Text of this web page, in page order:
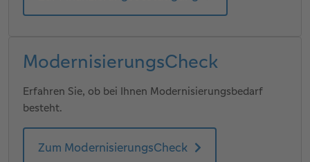
ModernisierungsCheck
Erfahren Sie, ob bei Ihnen Modernisierungsbedarf
besteht.
Zum ModernisierungsCheck